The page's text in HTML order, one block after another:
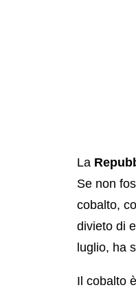
La
Se non
cobalto,
divieto di
luglio, ha
Il cobalto